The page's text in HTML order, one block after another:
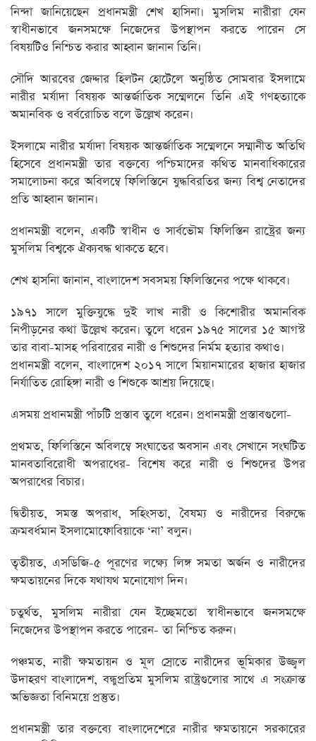
নিন্দা জানিয়েছেন প্রধানমন্ত্রী শেখ হাসিনা। মুসলিম নারীরা যেন
স্বাধীনভাবে জনসমক্ষে নিজেদের উপস্থাপন করতে পারেন সে
বিষয়টিও নিশ্চিত করার আহ্বান জানান তিনি।
সৌদি আরবের জেদ্দার হিলটন হোটেলে অনুষ্ঠিত সোমবার ইসলামে
নারীর মর্যাদা বিষয়ক আন্তর্জাতিক সম্মেলনে তিনি এই গণহত্যাকে
অমানবিক ও বর্বরোচিত বলে উল্লেখ করেন।
ইসলামে নারীর মর্যাদা বিষয়ক আন্তর্জাতিক সম্মেলনে সম্মানীত অতিথি
হিসেবে প্রধানমন্ত্রী তার বক্তব্যে পশ্চিমাদের কথিত মানবাধিকারের
সমালোচনা করে অবিলম্বে ফিলিস্তিনে যুদ্ধবিরতির জন্য বিশ্ব নেতাদের
প্রতি আহ্বান জানান।
প্রধানমন্ত্রী বলেন, একটি স্বাধীন ও সার্বভৌম ফিলিস্তিন রাষ্ট্রের জন্য
মুসলিম বিশ্বকে ঐক্যবদ্ধ থাকতে হবে।
শেখ হাসনিা জানান, বাংলাদেশ সবসময় ফিলিস্তিনের পক্ষে থাকবে।
১৯৭১ সালে মুক্তিযুদ্ধে দুই লাখ নারী ও কিশোরীর অমানবিক
নিপীড়নের কথা উল্লেখ করেন। তুলে ধরেন ১৯৭৫ সালের ১৫ আগস্ট
তার বাবা-মাসহ পরিবারের নারী ও শিশুদের নির্মম হত্যার কথাও।
প্রধানমন্ত্রী বলেন, বাংলাদেশ ২০১৭ সালে মিয়ানমারের হাজার হাজার
নির্যাতিত রোহিঙ্গা নারী ও শিশুকে আশ্রয় দিয়েছে।
এসময় প্রধানমন্ত্রী পাঁচটি প্রস্তাব তুলে ধরেন। প্রধানমন্ত্রী প্রস্তাবগুলো-
প্রথমত, ফিলিস্তিনে অবিলম্বে সংঘাতের অবসান এবং সেখানে সংঘটিত
মানবতাবিরোধী অপরাধের- বিশেষ করে নারী ও শিশুদের উপর
অপরাধের বিচার।
দ্বিতীয়ত, সমস্ত অপরাধ, সহিংসতা, বৈষম্য ও নারীদের বিরুদ্ধে
ক্রমবর্ধমান ইসলামোফোবিয়াকে ‘না’ বলুন।
তৃতীয়ত, এসডিজি-৫ পূরণের লক্ষ্যে লিঙ্গ সমতা অর্জন ও নারীদের
ক্ষমতায়নের দিকে যথাযথ মনোযোগ দিন।
চতুর্থত, মুসলিম নারীরা যেন ইচ্ছেমতো স্বাধীনভাবে জনসমক্ষে
নিজেদের উপস্থাপন করতে পারেন- তা নিশ্চিত করুন।
পঞ্চমত, নারী ক্ষমতায়ন ও মূল স্রোতে নারীদের ভূমিকার উজ্জ্বল
উদাহরণ বাংলাদেশ, বন্ধুপ্রতিম মুসলিম রাষ্ট্রগুলোর সাথে এ সংক্রান্ত
অভিজ্ঞতা বিনিময়ে প্রস্তুত।
প্রধানমন্ত্রী তার বক্তব্যে বাংলাদেশেরে নারীর ক্ষমতায়নে সরকারের